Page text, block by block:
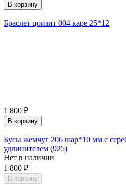
В корзину
Браслет цоизит 004 каре 25*12
1 800 ₽
В корзину
Бусы жемчуг 206 шар*10 мм с
удлинителем (925)
Нет в наличии
1 800 ₽
В корзину